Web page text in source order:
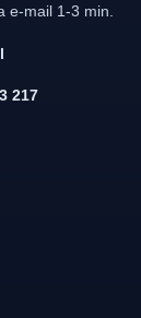
e-mail 1-3 min.
217